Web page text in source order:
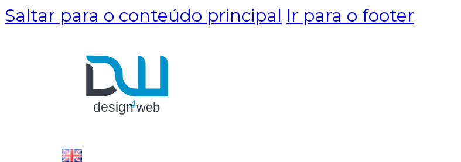
Saltar para o conteúdo principal Ir para o footer